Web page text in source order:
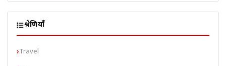
श्रेणियाँ
Travel